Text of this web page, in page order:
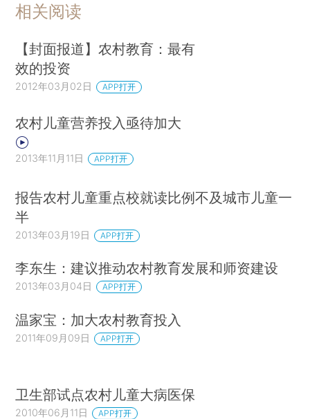
相关阅读
【封面报道】农村教育：最有
效的投资
2012年03月02日 APP打开
农村儿童营养投入亟待加大
2013年11月11日 APP打开
报告农村儿童重点校就读比例不及城市儿童一
半
2013年03月19日 APP打开
李东生：建议推动农村教育发展和师资建设
2013年03月04日 APP打开
温家宝：加大农村教育投入
2011年09月09日 APP打开
卫生部试点农村儿童大病医保
2010年06月11日 APP打开